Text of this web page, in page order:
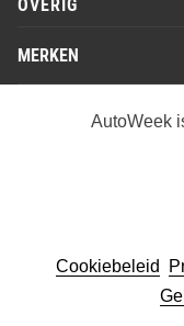
OVERIG
MERKEN
AutoWeek
Cookiebeleid